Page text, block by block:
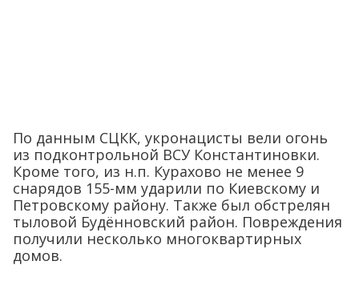
По данным СЦКК, укронацисты вели огонь
из подконтрольной ВСУ Константиновки.
Кроме того, из н.п. Курахово не менее 9
снарядов 155-мм ударили по Киевскому и
Петровскому району. Также был обстрелян
тыловой Будённовский район. Повреждения
получили несколько многоквартирных
домов.